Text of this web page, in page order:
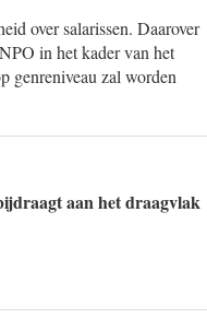
over salarissen. Daarover
in het kader van het
genreniveau zal worden
aan het draagvlak